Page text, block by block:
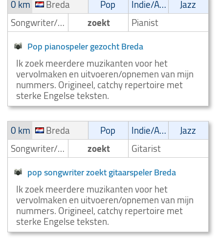
0 km
Breda Pop Indie/Alternative
Jazz
Songwriter/Componist
zoekt Pianist
Pop pianospeler gezocht Breda
Ik zoek meerdere muzikanten voor het
vervolmaken en uitvoeren/opnemen van mijn
nummers. Origineel, catchy repertoire met
sterke Engelse teksten.
0 km
Breda Pop Indie/Alternative
Jazz
Songwriter/Componist
zoekt Gitarist
pop songwriter zoekt gitaarspeler Breda
Ik zoek meerdere muzikanten voor het
vervolmaken en uitvoeren/opnemen van mijn
nummers. Origineel, catchy repertoire met
sterke Engelse teksten.